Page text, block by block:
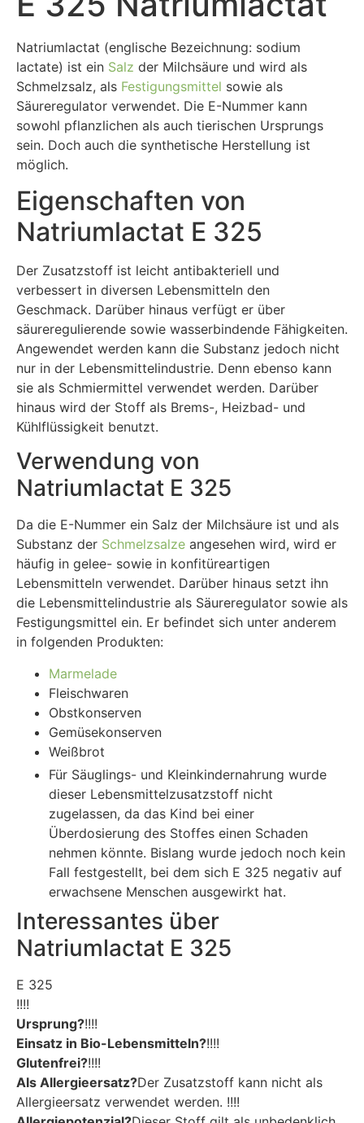
Natriumlactat (englische Bezeichnung: sodium
lactate) ist ein Salz der Milchsäure und wird als
Schmelzsalz, als Festigungsmittel sowie als
Säureregulator verwendet. Die E-Nummer kann
sowohl pflanzlichen als auch tierischen Ursprungs
sein. Doch auch die synthetische Herstellung ist
möglich.
Eigenschaften von
Natriumlactat E 325
Der Zusatzstoff ist leicht antibakteriell und
verbessert in diversen Lebensmitteln den
Geschmack. Darüber hinaus verfügt er über
säureregulierende sowie wasserbindende Fähigkeiten.
Angewendet werden kann die Substanz jedoch nicht
nur in der Lebensmittelindustrie. Denn ebenso kann
sie als Schmiermittel verwendet werden. Darüber
hinaus wird der Stoff als Brems-, Heizbad- und
Kühlflüssigkeit benutzt.
Verwendung von
Natriumlactat E 325
Da die E-Nummer ein Salz der Milchsäure ist und als
Substanz der Schmelzsalze angesehen wird, wird er
häufig in gelee- sowie in konfitüreartigen
Lebensmitteln verwendet. Darüber hinaus setzt ihn
die Lebensmittelindustrie als Säureregulator sowie als
Festigungsmittel ein. Er befindet sich unter anderem
in folgenden Produkten:
Marmelade
Fleischwaren
Obstkonserven
Gemüsekonserven
Weißbrot
Für Säuglings- und Kleinkindernahrung wurde
dieser Lebensmittelzusatzstoff nicht
zugelassen, da das Kind bei einer
Überdosierung des Stoffes einen Schaden
nehmen könnte. Bislang wurde jedoch noch kein
Fall festgestellt, bei dem sich E 325 negativ auf
erwachsene Menschen ausgewirkt hat.
Interessantes über
Natriumlactat E 325
E 325
!!!!
Ursprung?!!!!
Einsatz in Bio-Lebensmitteln?!!!!
Glutenfrei?!!!!
Als Allergieersatz?Der Zusatzstoff kann nicht als
Allergieersatz verwendet werden. !!!!